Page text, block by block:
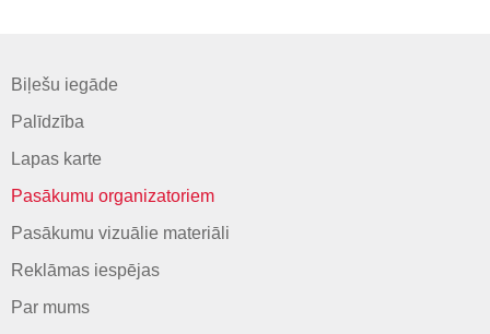
Biļešu iegāde
Palīdzība
Lapas karte
Pasākumu organizatoriem
Pasākumu vizuālie materiāli
Reklāmas iespējas
Par mums